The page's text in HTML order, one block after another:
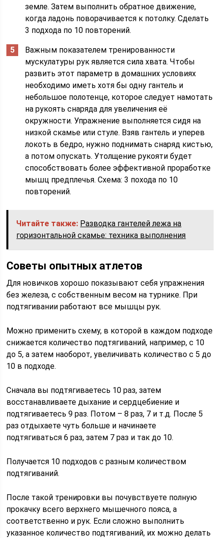
земле. Затем выполнить обратное движение,
когда ладонь поворачивается к потолку. Сделать
3 подхода по 10 повторений.
Важным показателем тренированности
мускулатуры рук является сила хвата. Чтобы
развить этот параметр в домашних условиях
необходимо иметь хотя бы одну гантель и
небольшое полотенце, которое следует намотать
на рукоять снаряда для увеличения её
окружности. Упражнение выполняется сидя на
низкой скамье или стуле. Взяв гантель и уперев
локоть в бедро, нужно поднимать снаряд кистью,
а потом опускать. Утолщение рукояти будет
способствовать более эффективной проработке
мышц предплечья. Схема: 3 похода по 10
повторений.
Читайте также: Разводка гантелей лежа на
горизонтальной скамье: техника выполнения
Советы опытных атлетов
Для новичков хорошо показывают себя упражнения
без железа, с собственным весом на турнике. При
подтягивании работают все мышцы рук.
Можно применить схему, в которой в каждом подходе
снижается количество подтягиваний, например, с 10
до 5, а затем наоборот, увеличивать количество с 5 до
10 в подходе.
Сначала вы подтягиваетесь 10 раз, затем
восстанавливаете дыхание и сердцебиение и
подтягиваетесь 9 раз. Потом – 8 раз, 7 и т.д. После 5
раз отдыхаете чуть больше и начинаете
подтягиваться 6 раз, затем 7 раз и так до 10.
Получается 10 подходов с разным количеством
подтягиваний.
После такой тренировки вы почувствуете полную
прокачку всего верхнего мышечного пояса, а
соответственно и рук. Если сложно выполнить
указанное количество подтягиваний, их можно делать